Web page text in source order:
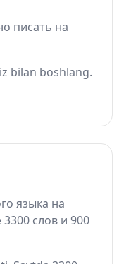
писать на
bilan boshlang.
языка на
слов и 900